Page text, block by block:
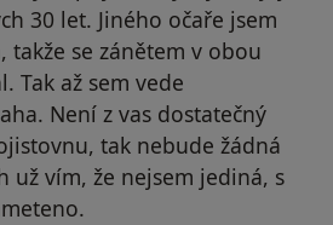
30 let. Jiného očaře jsem
takže se zánětem v obou
Tak až sem vede
Není z vas dostatečný
tak nebude žádná
už vím, že nejsem jediná, s